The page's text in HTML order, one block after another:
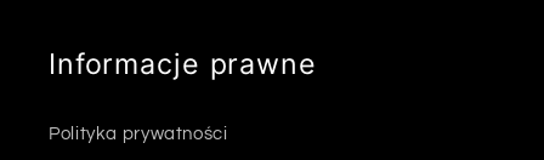
Informacje prawne
Polityka prywatności